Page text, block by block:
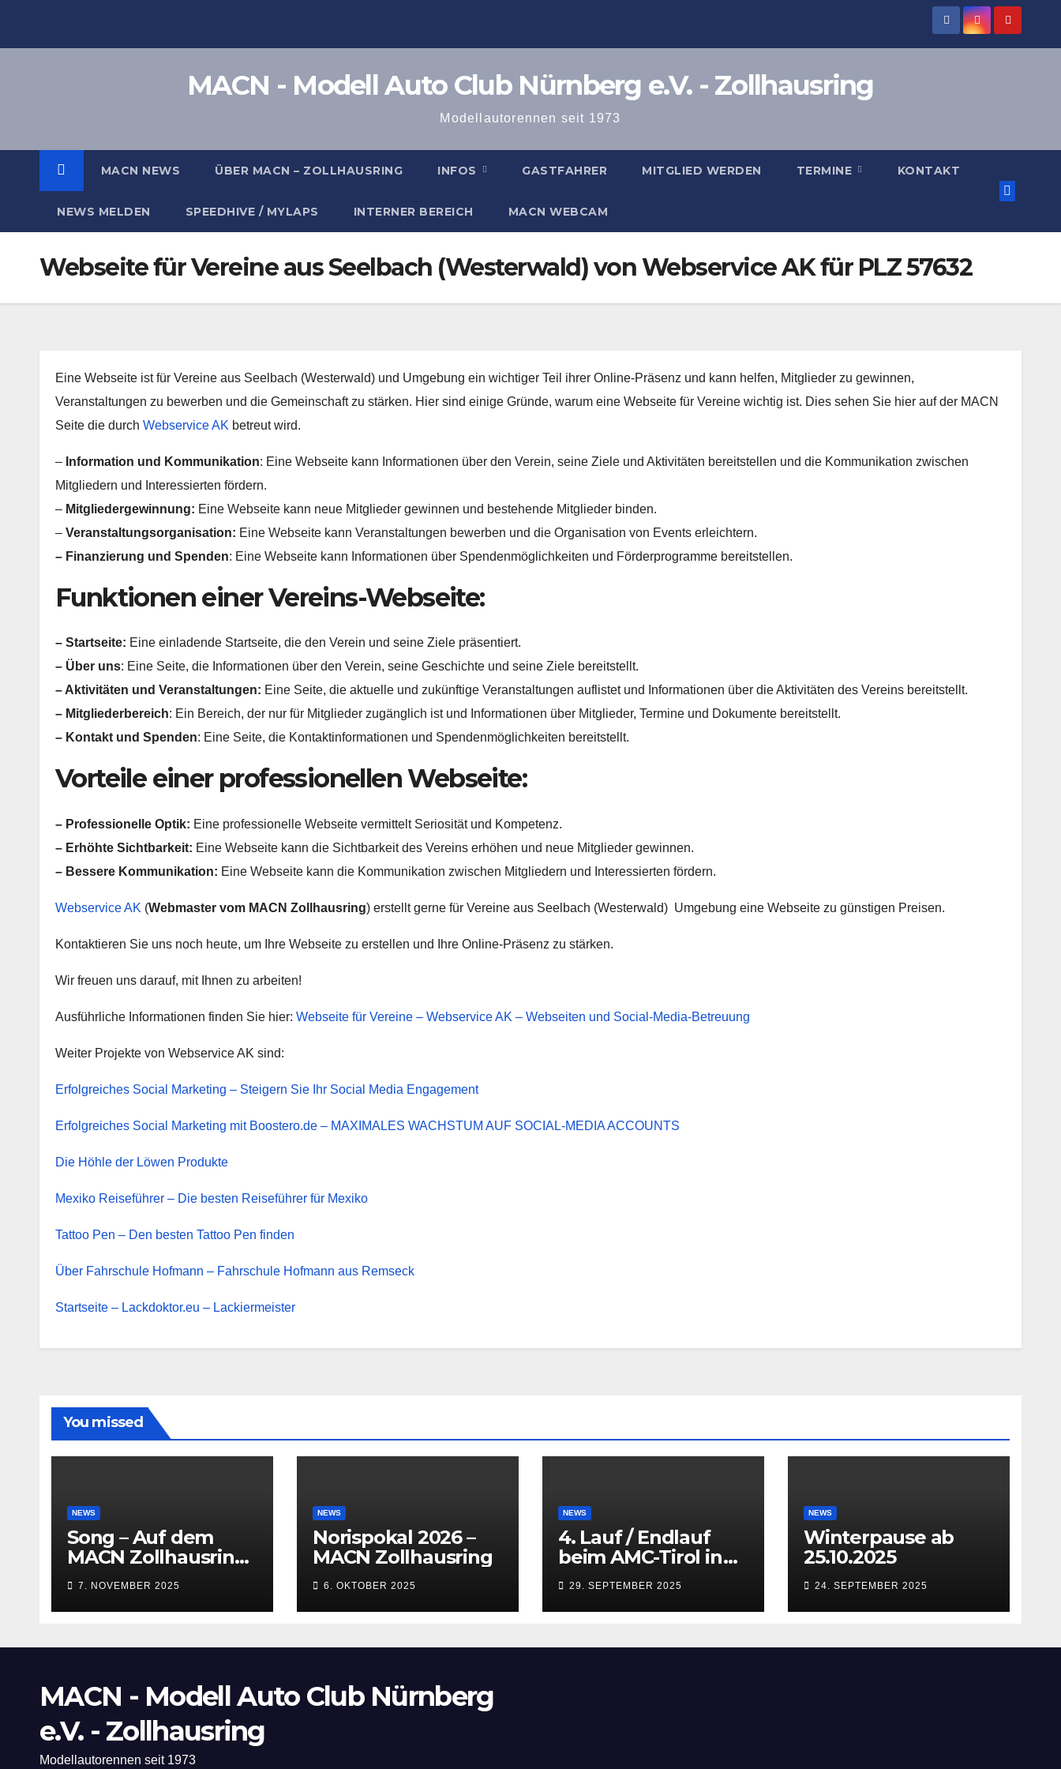
MACN - Modell Auto Club Nürnberg e.V. - Zollhausring
Modellautorennen seit 1973
MACN NEWS ÜBER MACN – ZOLLHAUSRING INFOS GASTFAHRER MITGLIED WERDEN TERMINE KONTAKT
NEWS MELDEN SPEEDHIVE / MYLAPS INTERNER BEREICH MACN WEBCAM
Webseite für Vereine aus Seelbach (Westerwald) von Webservice AK für PLZ 57632
Eine Webseite ist für Vereine aus Seelbach (Westerwald) und Umgebung ein wichtiger Teil ihrer Online-Präsenz und kann helfen, Mitglieder zu gewinnen,
Veranstaltungen zu bewerben und die Gemeinschaft zu stärken. Hier sind einige Gründe, warum eine Webseite für Vereine wichtig ist. Dies sehen Sie hier auf der MACN
Seite die durch Webservice AK betreut wird.
– Information und Kommunikation: Eine Webseite kann Informationen über den Verein, seine Ziele und Aktivitäten bereitstellen und die Kommunikation zwischen
Mitgliedern und Interessierten fördern.
– Mitgliedergewinnung: Eine Webseite kann neue Mitglieder gewinnen und bestehende Mitglieder binden.
– Veranstaltungsorganisation: Eine Webseite kann Veranstaltungen bewerben und die Organisation von Events erleichtern.
– Finanzierung und Spenden: Eine Webseite kann Informationen über Spendenmöglichkeiten und Förderprogramme bereitstellen.
Funktionen einer Vereins-Webseite:
– Startseite: Eine einladende Startseite, die den Verein und seine Ziele präsentiert.
– Über uns: Eine Seite, die Informationen über den Verein, seine Geschichte und seine Ziele bereitstellt.
– Aktivitäten und Veranstaltungen: Eine Seite, die aktuelle und zukünftige Veranstaltungen auflistet und Informationen über die Aktivitäten des Vereins bereitstellt.
– Mitgliederbereich: Ein Bereich, der nur für Mitglieder zugänglich ist und Informationen über Mitglieder, Termine und Dokumente bereitstellt.
– Kontakt und Spenden: Eine Seite, die Kontaktinformationen und Spendenmöglichkeiten bereitstellt.
Vorteile einer professionellen Webseite:
– Professionelle Optik: Eine professionelle Webseite vermittelt Seriosität und Kompetenz.
– Erhöhte Sichtbarkeit: Eine Webseite kann die Sichtbarkeit des Vereins erhöhen und neue Mitglieder gewinnen.
– Bessere Kommunikation: Eine Webseite kann die Kommunikation zwischen Mitgliedern und Interessierten fördern.
Webservice AK (Webmaster vom MACN Zollhausring) erstellt gerne für Vereine aus Seelbach (Westerwald) Umgebung eine Webseite zu günstigen Preisen.
Kontaktieren Sie uns noch heute, um Ihre Webseite zu erstellen und Ihre Online-Präsenz zu stärken.
Wir freuen uns darauf, mit Ihnen zu arbeiten!
Ausführliche Informationen finden Sie hier: Webseite für Vereine – Webservice AK – Webseiten und Social-Media-Betreuung
Weiter Projekte von Webservice AK sind:
Erfolgreiches Social Marketing – Steigern Sie Ihr Social Media Engagement
Erfolgreiches Social Marketing mit Boostero.de – MAXIMALES WACHSTUM AUF SOCIAL-MEDIA ACCOUNTS
Die Höhle der Löwen Produkte
Mexiko Reiseführer – Die besten Reiseführer für Mexiko
Tattoo Pen – Den besten Tattoo Pen finden
Über Fahrschule Hofmann – Fahrschule Hofmann aus Remseck
Startseite – Lackdoktor.eu – Lackiermeister
You missed
NEWS
Song – Auf dem
MACN Zollhausring,
da geht’s rund
(Dance Version)
7. NOVEMBER 2025
NEWS
Norispokal 2026 –
MACN Zollhausring
6. OKTOBER 2025
NEWS
4. Lauf / Endlauf
beim AMC-Tirol in
Innsbruck
(Kematen) vom 27.
bis 28.09.2025
29. SEPTEMBER 2025
NEWS
Winterpause ab
25.10.2025
24. SEPTEMBER 2025
MACN - Modell Auto Club Nürnberg
e.V. - Zollhausring
Modellautorennen seit 1973